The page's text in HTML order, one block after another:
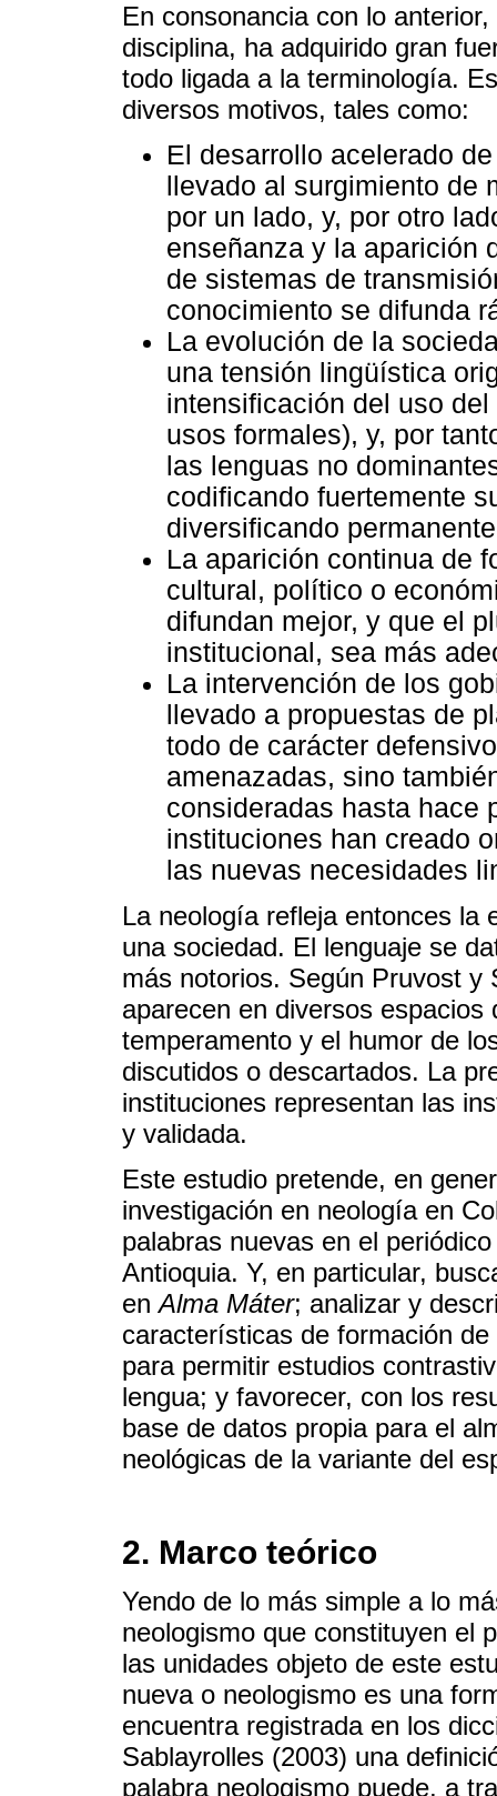
En consonancia con lo
disciplina, ha adquirido gran
todo ligada a la terminología.
diversos motivos, tales como:
El desarrollo acelerado
llevado al surgimiento
por un lado, y, por otro
enseñanza y la aparición
de sistemas de
conocimiento se difunda
La evolución de la
una tensión lingüística
intensificación del uso
usos formales), y, por
las lenguas no
codificando fuertemente
diversificando
La aparición continua de
cultural, político o
difundan mejor, y que el
institucional, sea más
La intervención de los
llevado a propuestas de
todo de carácter
amenazadas, sino
consideradas hasta hace
instituciones han creado
las nuevas necesidades
La neología refleja entonces la
una sociedad. El lenguaje se
más notorios. Según Pruvost y
aparecen en diversos
temperamento y el humor de
discutidos o descartados. La
instituciones representan las
y validada.
Este estudio pretende, en
investigación en neología en
palabras nuevas en el
Antioquia. Y, en particular,
enAlma Máter; analizar y
características de formación
para permitir estudios
lengua; y favorecer, con los
base de datos propia para el
neológicas de la variante del
2. Marco teórico
Yendo de lo más simple a lo
neologismo que constituyen el
las unidades objeto de este
nueva o neologismo es una
encuentra registrada en los
Sablayrolles (2003) una
palabra neologismo puede, a